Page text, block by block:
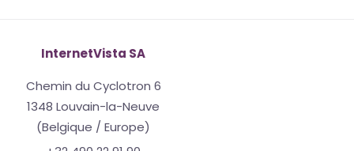
InternetVista SA
Chemin du Cyclotron 6
1348 Louvain-la-Neuve
(Belgique / Europe)